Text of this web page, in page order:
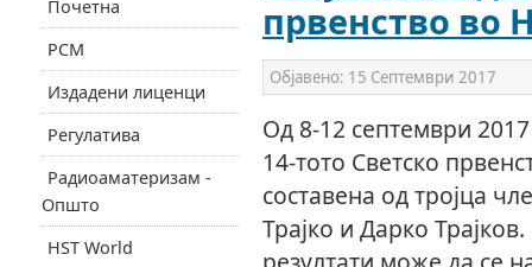
првенство во
Објавено: 15 Септември 2017
Од 8-12 септември
14-тото Светско
составена од тројца
Трајко и Дарко
Почетна
РСМ
Издадени лиценци
Регулатива
Радиоаматеризам -
Општо
HST World